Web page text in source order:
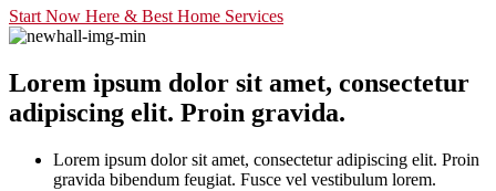
Start Now Here & Best Home Services
Lorem ipsum dolor sit amet, consectetur
adipiscing elit. Proin gravida.
Lorem ipsum dolor sit amet, consectetur adipiscing elit. Proin
gravida bibendum feugiat. Fusce vel vestibulum lorem.